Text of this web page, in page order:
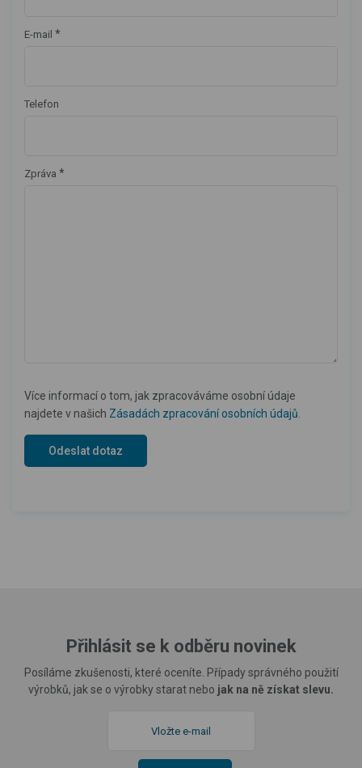
E-mail *
Telefon
Zpráva *
Více informací o tom, jak zpracováváme osobní údaje
najdete v našich Zásadách zpracování osobních údajů
Přihlásit se k odběru novinek
Posíláme zkušenosti, které oceníte. Případy správného použití
výrobků, jak se o výrobky starat nebo jak na ně získat slevu.